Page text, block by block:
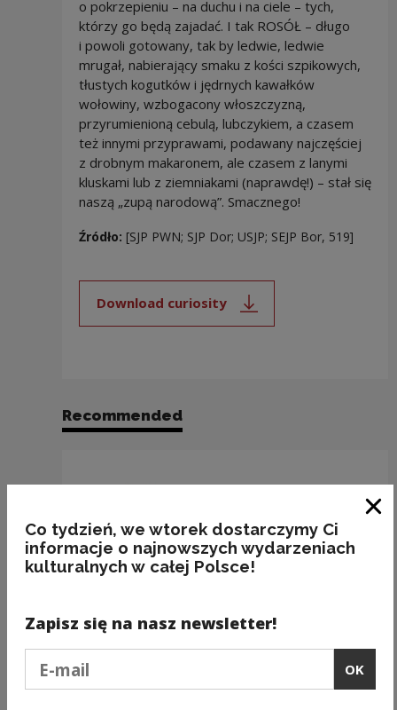
o pokrzepieniu – na duchu i na ciele – tych,
którzy go będą zajadać. I tak ROSÓŁ – długo
i powoli gotowany, tak by ledwie, ledwie
mrugał, nabierający smaku z kości szpikowych,
tłustych kogutków i jędrnych kawałków
wołowiny, wzbogacony włoszczyzną,
przyrumienioną cebulą, lubczykiem, a czasem
też innymi przyprawami, podawany najczęściej
z drobnym makaronem, ale czasem z lanymi
kluskami lub z ziemniakami (naprawdę!) – stał się
naszą „zupą narodową”. Smacznego!
Źródło: [SJP PWN; SJP Dor; USJP; SEJP Bor, 519]
Download curiosity
Note, the link will open in a new
Recommended
Co tydzień, we wtorek dostarczymy Ci
informacje o najnowszych wydarzeniach
kulturalnych w całej Polsce!
Zapisz się na nasz newsletter!
OK